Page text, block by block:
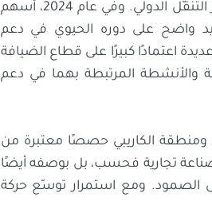
رئيسيًا للنمو، ومصدرًا واسعًا لفرص العمل، وعاملًا محوريًا في تعزيز التنقّل الدولي. وفي عام 2024، أسهم
في تأكيد واضح على دوره الحيوي في دعم
اعتمادًا كبيرًا على قطاع الضيافة
والأنشطة المرتبطة بهما في دعم
الكاريبي حصصًا معتبرة من
تجارية فحسب، بل بوصفه أيضًا
الصمود. ومع استمرار توسّع حركة